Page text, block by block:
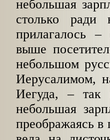
небольшая
столько
прилагалось
выше
небольшом
Иерусалимом,
Иегуда, – так
небольшая
преображаясь